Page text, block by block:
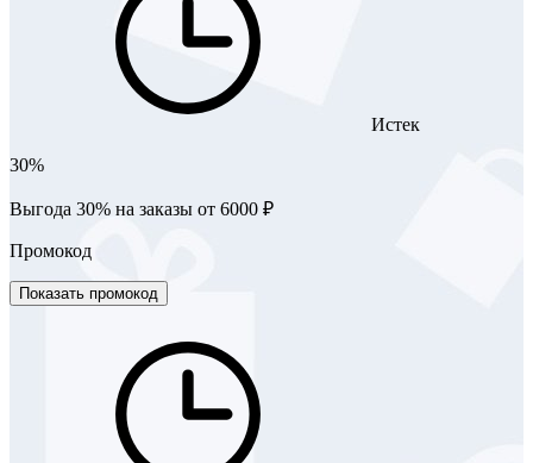
Истек
30%
Выгода 30% на заказы от 6000 ₽
Промокод
Показать промокод